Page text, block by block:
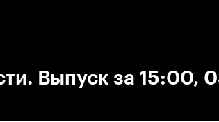
Выпуск за 15:00,